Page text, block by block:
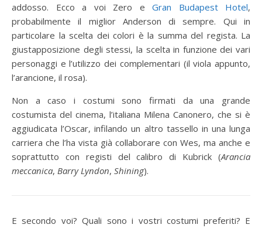
addosso. Ecco a voi Zero e Gran Budapest Hotel,
probabilmente il miglior Anderson di sempre. Qui in
particolare la scelta dei colori è la summa del regista. La
giustapposizione degli stessi, la scelta in funzione dei vari
personaggi e l’utilizzo dei complementari (il viola appunto,
l’arancione, il rosa).
Non a caso i costumi sono firmati da una grande
costumista del cinema, l’italiana Milena Canonero, che si è
aggiudicata l’Oscar, infilando un altro tassello in una lunga
carriera che l’ha vista già collaborare con Wes, ma anche e
soprattutto con registi del calibro di Kubrick (Arancia
meccanica, Barry Lyndon, Shining).
E secondo voi? Quali sono i vostri costumi preferiti? E